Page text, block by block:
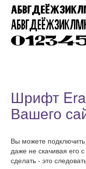
Шрифт
Вашего
Вы можете
даже не скачивая его
сделать - это